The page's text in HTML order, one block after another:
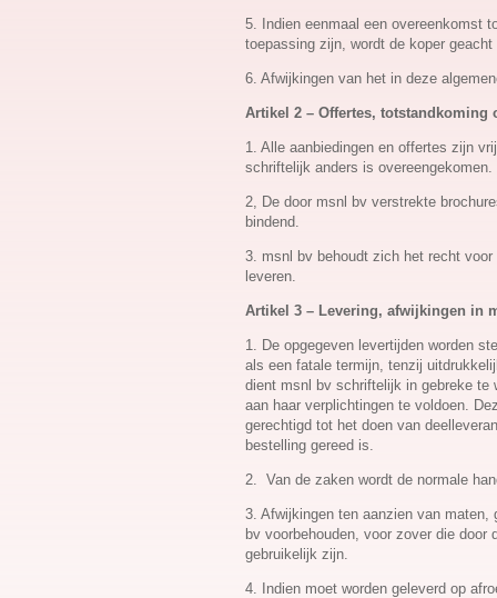
5. Indien eenmaal een overeenkomst
toepassing zijn, wordt de koper
6. Afwijkingen van het in deze
Artikel 2 – Offertes, totstandkoming
1. Alle aanbiedingen en offertes zijn
schriftelijk anders is overeengekomen.
2, De door msnl bv verstrekte
bindend.
3. msnl bv behoudt zich het recht
leveren.
Artikel 3 – Levering, afwijkingen in
1. De opgegeven levertijden worden
als een fatale termijn, tenzij
dient msnl bv schriftelijk in gebreke te
aan haar verplichtingen te voldoen.
gerechtigd tot het doen van
bestelling gereed is.
2. Van de zaken wordt de normale
3. Afwijkingen ten aanzien van maten,
bv voorbehouden, voor zover die
gebruikelijk zijn.
4. Indien moet worden geleverd op